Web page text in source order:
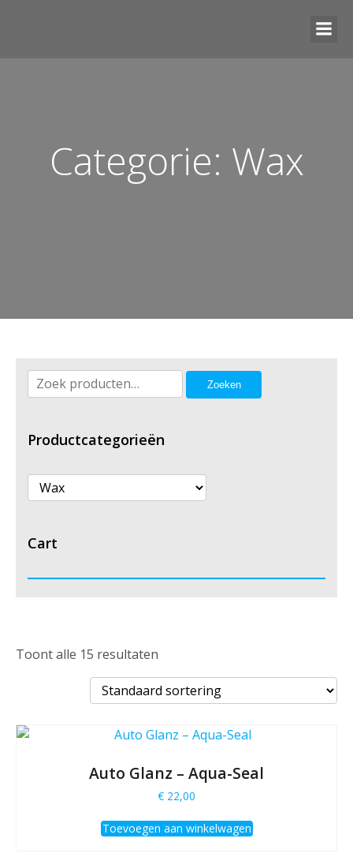
Categorie: Wax
Zoeken
naar:
Zoeken
Productcategorieën
Cart
Toont alle 15 resultaten
Auto Glanz – Aqua-Seal
€ 22,00
Toevoegen aan winkelwagen